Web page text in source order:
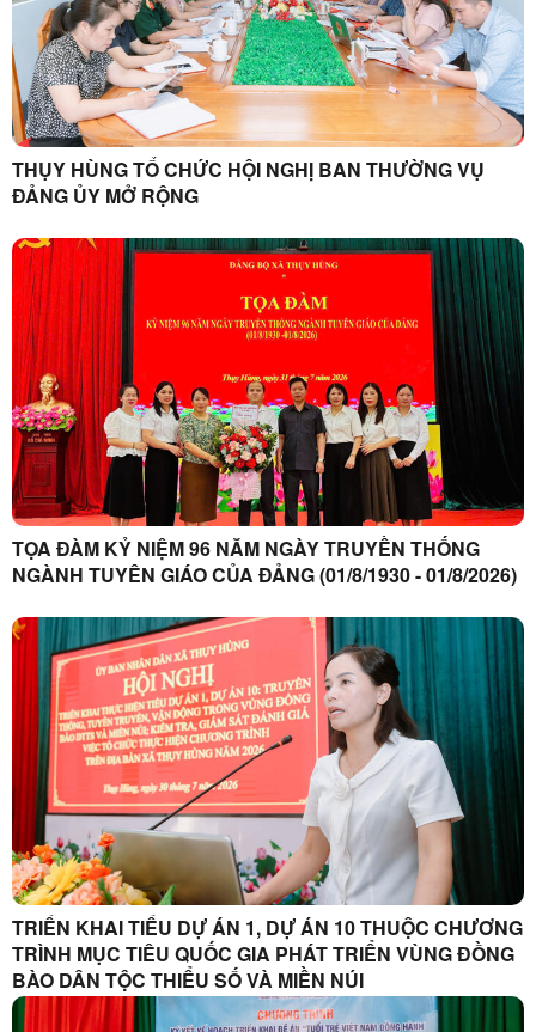
THỤY HÙNG TỔ CHỨC HỘI NGHỊ BAN THƯỜNG VỤ
ĐẢNG ỦY MỞ RỘNG
TỌA ĐÀM KỶ NIỆM 96 NĂM NGÀY TRUYỀN THỐNG
NGÀNH TUYÊN GIÁO CỦA ĐẢNG (01/8/1930 - 01/8/2026)
TRIỂN KHAI TIỂU DỰ ÁN 1, DỰ ÁN 10 THUỘC CHƯƠNG
TRÌNH MỤC TIÊU QUỐC GIA PHÁT TRIỂN VÙNG ĐỒNG
BÀO DÂN TỘC THIỂU SỐ VÀ MIỀN NÚI